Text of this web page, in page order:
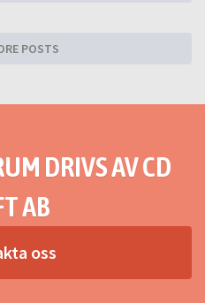
POSTS
DRIVS AV CD
AB
oss